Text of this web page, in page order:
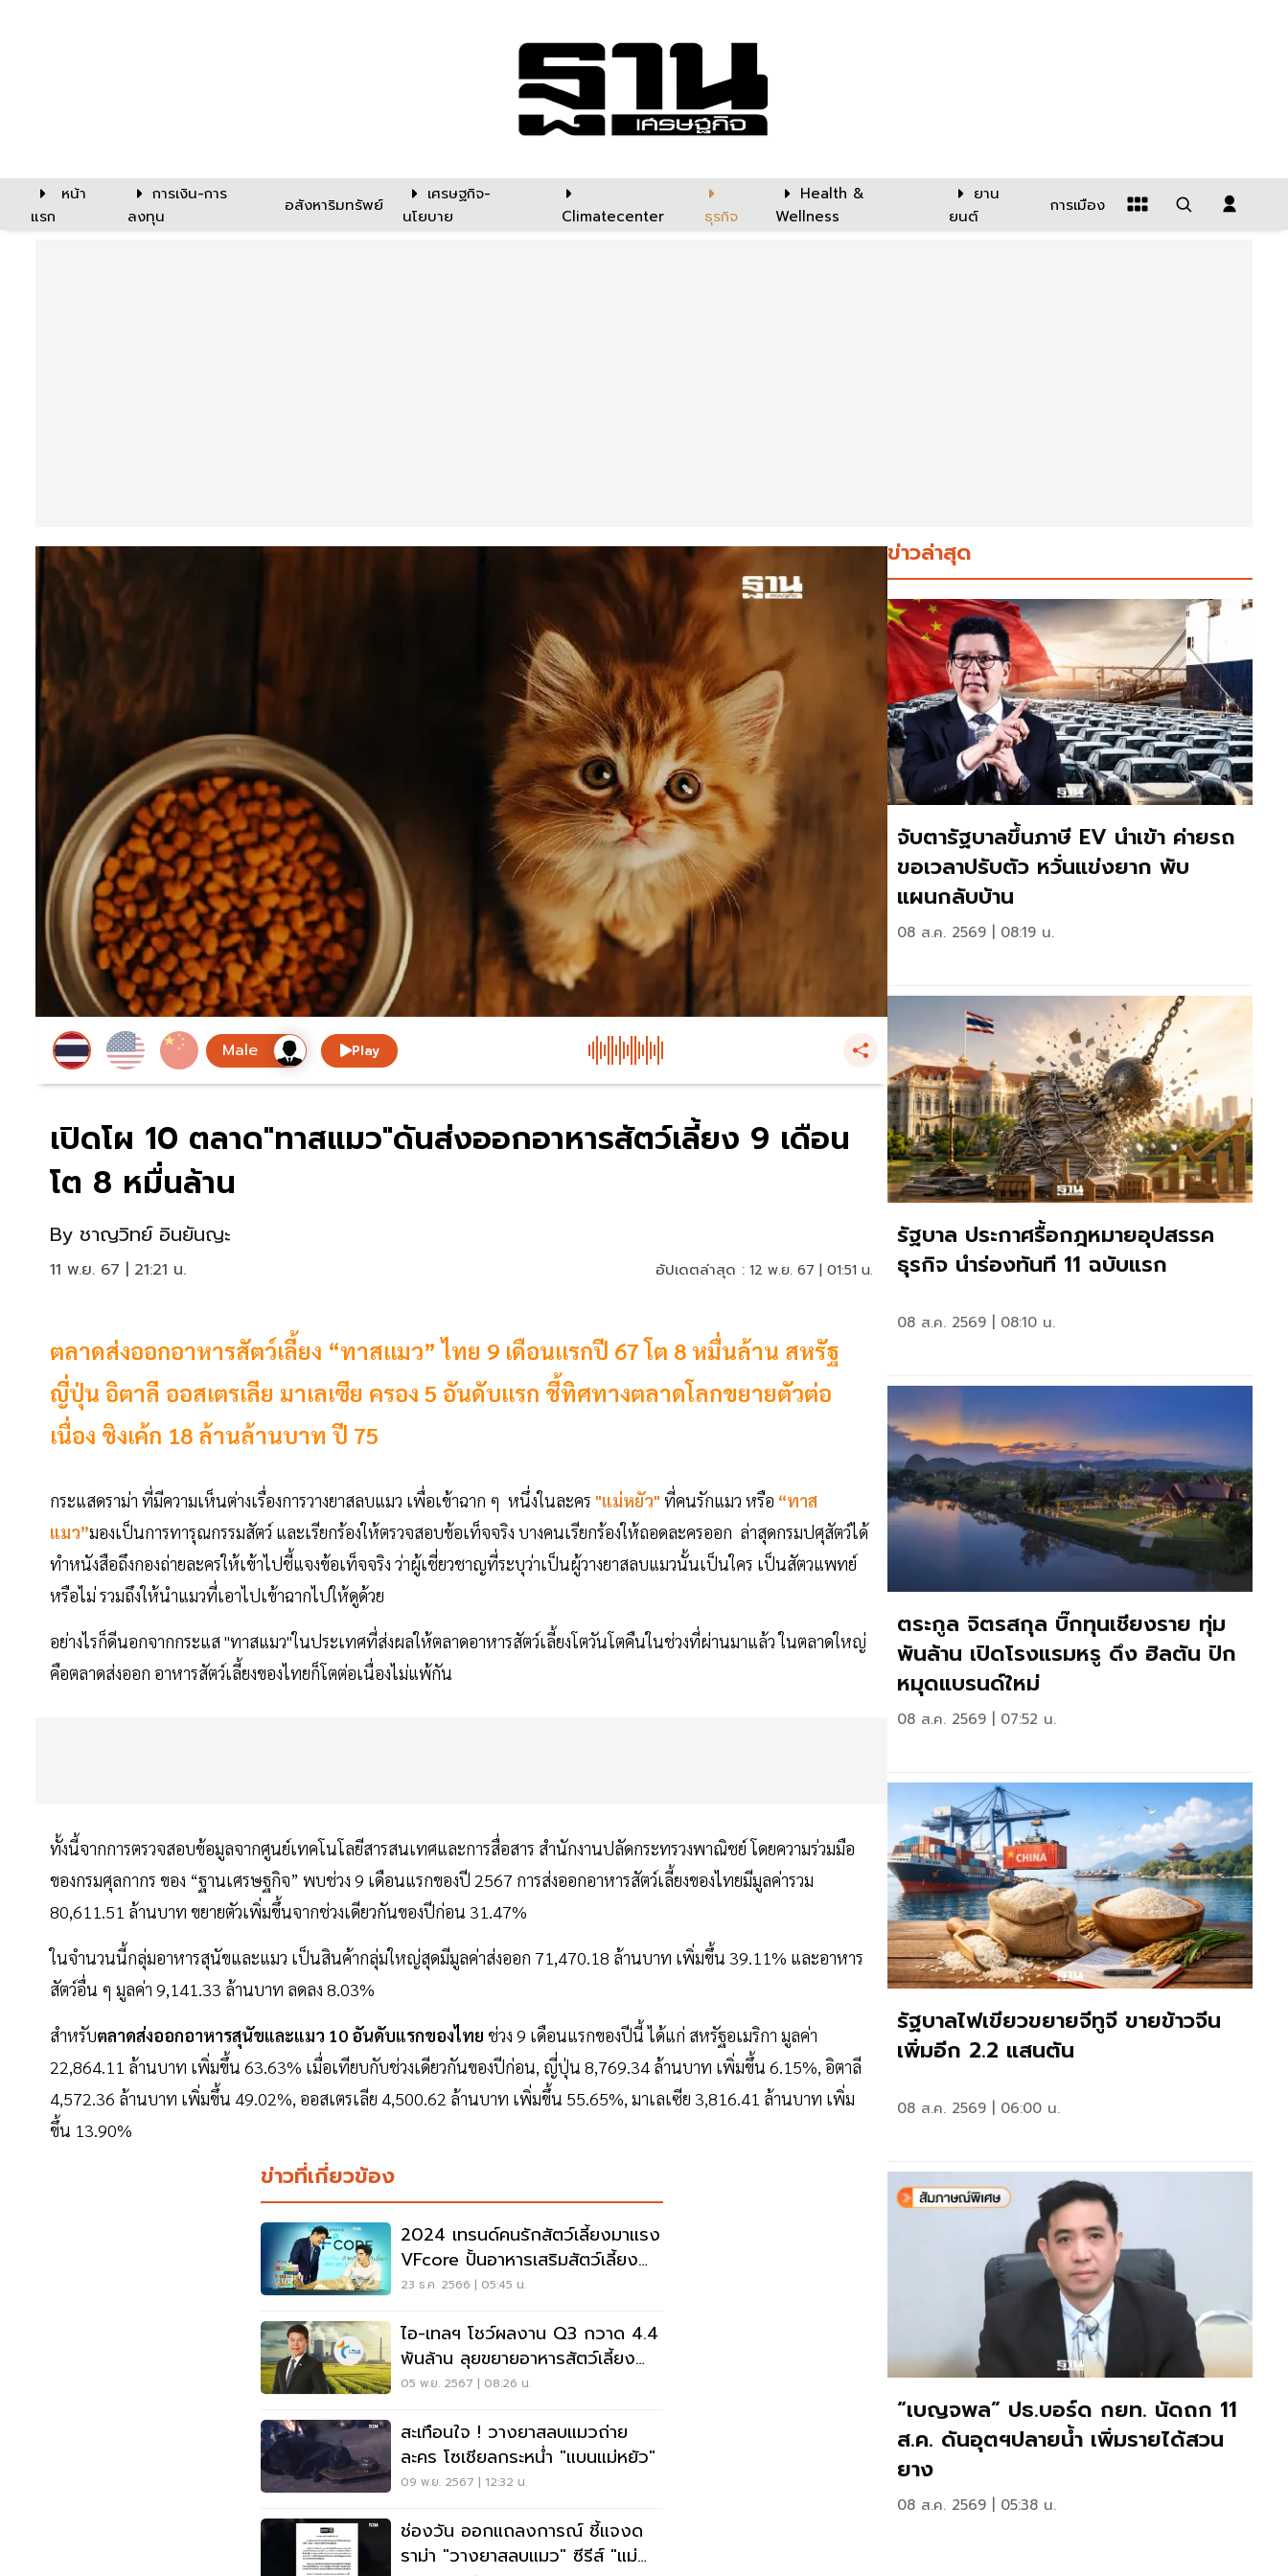
หน้า
แรก
การเงิน-การ
ลงทุน
อสังหาริมทรัพย์
เศรษฐกิจ-
นโยบาย
Climatecenter ธุรกิจ
Health &
Wellness
ยาน
ยนต์
การเมือง
Play
เปิดโผ 10 ตลาด"ทาสแมว"ดันส่งออกอาหารสัตว์เลี้ยง 9 เดือน
โต 8 หมื่นล้าน
By ชาญวิทย์ อินยันญะ
11 พ.ย. 67 | 21:21 น. อัปเดตล่าสุด : 12 พ.ย. 67 | 01:51 น.
ตลาดส่งออกอาหารสัตว์เลี้ยง “ทาสแมว” ไทย 9 เดือนแรกปี 67 โต 8 หมื่นล้าน สหรัฐ
ญี่ปุ่น อิตาลี ออสเตรเลีย มาเลเซีย ครอง 5 อันดับแรก ชี้ทิศทางตลาดโลกขยายตัวต่อ
เนื่อง ชิงเค้ก 18 ล้านล้านบาท ปี 75
กระแสดราม่า ที่มีความเห็นต่างเรื่องการวางยาสลบแมว เพื่อเข้าฉาก ๆ หนึ่งในละคร "แม่หยัว" ที่คนรักแมว หรือ “ทาส
แมว”มองเป็นการทารุณกรรมสัตว์ และเรียกร้องให้ตรวจสอบข้อเท็จจริง บางคนเรียกร้องให้ถอดละครออก ล่าสุดกรมปศุสัตว์ได้
ทำหนังสือถึงกองถ่ายละครให้เข้าไปชี้แจงข้อเท็จจริง ว่าผู้เชี่ยวชาญที่ระบุว่าเป็นผู้วางยาสลบแมวนั้นเป็นใคร เป็นสัตวแพทย์
หรือไม่ รวมถึงให้นำแมวที่เอาไปเข้าฉากไปให้ดูด้วย
อย่างไรก็ดีนอกจากกระแส "ทาสแมว"ในประเทศที่ส่งผลให้ตลาดอาหารสัตว์เลี้ยงโตวันโตคืนในช่วงที่ผ่านมาแล้ว ในตลาดใหญ่
คือตลาดส่งออก อาหารสัตว์เลี้ยงของไทยก็โตต่อเนื่องไม่แพ้กัน
ทั้งนี้จากการตรวจสอบข้อมูลจากศูนย์เทคโนโลยีสารสนเทศและการสื่อสาร สำนักงานปลัดกระทรวงพาณิชย์ โดยความร่วมมือ
ของกรมศุลกากร ของ “ฐานเศรษฐกิจ” พบช่วง 9 เดือนแรกของปี 2567 การส่งออกอาหารสัตว์เลี้ยงของไทยมีมูลค่ารวม
80,611.51 ล้านบาท ขยายตัวเพิ่มขึ้นจากช่วงเดียวกันของปีก่อน 31.47%
ในจำนวนนี้กลุ่มอาหารสุนัขและแมว เป็นสินค้ากลุ่มใหญ่สุดมีมูลค่าส่งออก 71,470.18 ล้านบาท เพิ่มขึ้น 39.11% และอาหาร
สัตว์อื่น ๆ มูลค่า 9,141.33 ล้านบาท ลดลง 8.03%
สำหรับตลาดส่งออกอาหารสุนัขและแมว 10 อันดับแรกของไทย ช่วง 9 เดือนแรกของปีนี้ ได้แก่ สหรัฐอเมริกา มูลค่า
22,864.11 ล้านบาท เพิ่มขึ้น 63.63% เมื่อเทียบกับช่วงเดียวกันของปีก่อน, ญี่ปุ่น 8,769.34 ล้านบาท เพิ่มขึ้น 6.15%, อิตาลี
4,572.36 ล้านบาท เพิ่มขึ้น 49.02%, ออสเตรเลีย 4,500.62 ล้านบาท เพิ่มขึ้น 55.65%, มาเลเซีย 3,816.41 ล้านบาท เพิ่ม
ขึ้น 13.90%
ข่าวที่เกี่ยวข้อง
2024 เทรนด์คนรักสัตว์เลี้ยงมาแรง
VFcore ปั้นอาหารเสริมสัตว์เลี้ยง
แนวใหม่
23 ธ.ค. 2566 | 05:45 น.
ไอ-เทลฯ โชว์ผลงาน Q3 กวาด 4.4
พันล้าน ลุยขยายอาหารสัตว์เลี้ยง
มุ่งอุตฯสีเขียว
05 พ.ย. 2567 | 08:26 น.
สะเทือนใจ ! วางยาสลบแมวถ่าย
ละคร โซเชียลกระหน่ำ "แบนแม่หยัว"
09 พ.ย. 2567 | 12:32 น.
ช่องวัน ออกแถลงการณ์ ชี้แจงด
ราม่า "วางยาสลบแมว" ซีรีส์ "แม่
ข่าวล่าสุด
จับตารัฐบาลขึ้นภาษี EV นำเข้า ค่ายรถ
ขอเวลาปรับตัว หวั่นแข่งยาก พับ
แผนกลับบ้าน
08 ส.ค. 2569 | 08:19 น.
รัฐบาล ประกาศรื้อกฎหมายอุปสรรค
ธุรกิจ นำร่องทันที 11 ฉบับแรก
08 ส.ค. 2569 | 08:10 น.
ตระกูล จิตรสกุล บิ๊กทุนเชียงราย ทุ่ม
พันล้าน เปิดโรงแรมหรู ดึง ฮิลตัน ปัก
หมุดแบรนด์ใหม่
08 ส.ค. 2569 | 07:52 น.
รัฐบาลไฟเขียวขยายจีทูจี ขายข้าวจีน
เพิ่มอีก 2.2 แสนตัน
08 ส.ค. 2569 | 06:00 น.
“เบญจพล” ปธ.บอร์ด กยท. นัดถก 11
ส.ค. ดันอุตฯปลายน้ำ เพิ่มรายได้สวน
ยาง
08 ส.ค. 2569 | 05:38 น.